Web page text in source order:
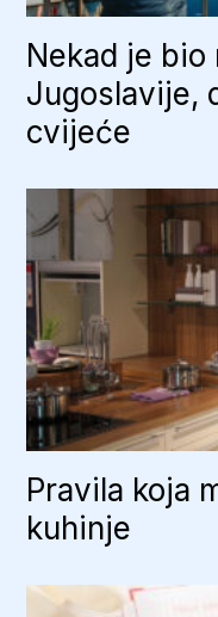
Nekad je
Jugoslavije,
cvijeće
Pravila koja
kuhinje